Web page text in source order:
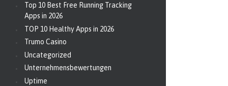
Top 10 Best Free Running Tracking
Apps in 2026
TOP 10 Healthy Apps in 2026
Trumo Casino
Uncategorized
Unternehmensbewertungen
Uptime